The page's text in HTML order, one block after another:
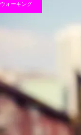
ウォーキング